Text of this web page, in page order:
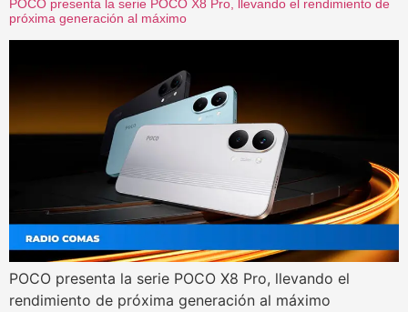
POCO presenta la serie POCO X8 Pro, llevando el rendimiento de
próxima generación al máximo
POCO presenta la serie POCO X8 Pro, llevando el
rendimiento de próxima generación al máximo